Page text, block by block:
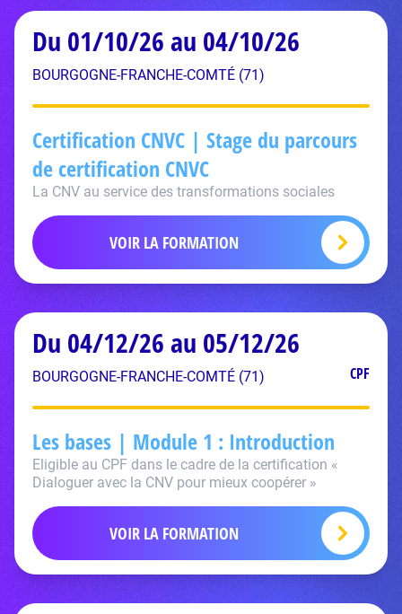
Du 01/10/26 au 04/10/26
BOURGOGNE-FRANCHE-COMTÉ (71)
Certification CNVC | Stage du parcours
de certification CNVC
La CNV au service des transformations sociales
VOIR LA FORMATION
Du 04/12/26 au 05/12/26
BOURGOGNE-FRANCHE-COMTÉ (71) CPF
Les bases | Module 1 : Introduction
Eligible au CPF dans le cadre de la certification «
Dialoguer avec la CNV pour mieux coopérer »
VOIR LA FORMATION